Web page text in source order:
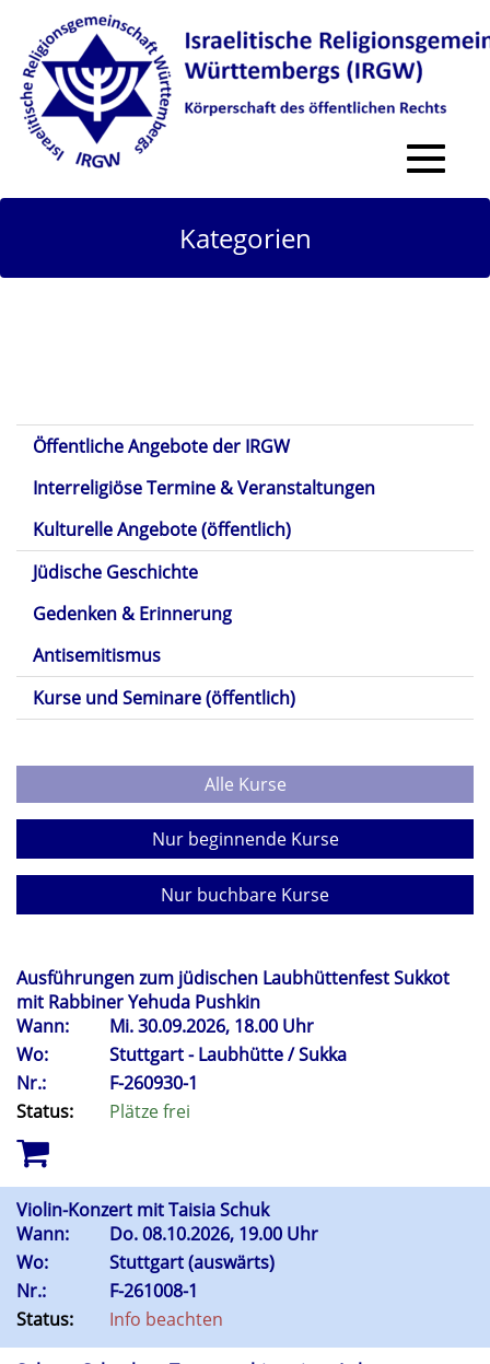
Toggle
Kategorien
Öffentliche Angebote der IRGW
Interreligiöse Termine & Veranstaltungen
Kulturelle Angebote (öffentlich)
Jüdische Geschichte
Gedenken & Erinnerung
Antisemitismus
Kurse und Seminare (öffentlich)
Alle Kurse
Nur beginnende Kurse
Nur buchbare Kurse
Ausführungen zum jüdischen Laubhüttenfest Sukkot
mit Rabbiner Yehuda Pushkin
Wann:
Mi.30.09.2026, 18.00 Uhr
Wo:
Stuttgart - Laubhütte / Sukka
Nr.:
F-260930-1
Status:
Plätze frei
Violin-Konzert mit Taisia Schuk
Wann:
Do.08.10.2026, 19.00 Uhr
Wo:
Stuttgart (auswärts)
Nr.:
F-261008-1
Status:
Info beachten